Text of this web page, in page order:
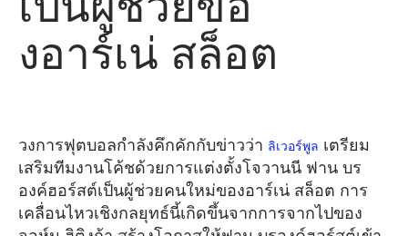
งอาร์เน่ สล็อต
วงการฟุตบอลกำลังคึกคักกับข่าวว่า ลิเวอร์พูล เตรียม
เสริมทีมงานโค้ชด้วยการแต่งตั้งโจวานนี ฟาน บร
องค์ฮอร์สต์เป็นผู้ช่วยคนใหม่ของอาร์เน่ สล็อต การ
เคลื่อนไหวเชิงกลยุทธ์นี้เกิดขึ้นจากการจากไปของ